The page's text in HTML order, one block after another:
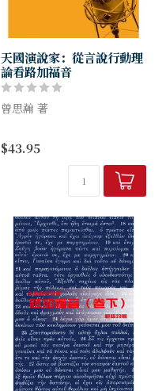
天國演說家：從言說行動理
論看路加福音
曾思瀚 著
行動力！
言說行動理論，點燃神話語力
$43.95